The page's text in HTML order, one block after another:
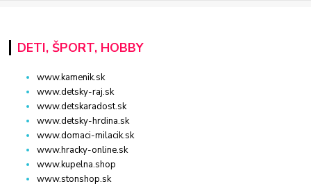
DETI, ŠPORT, HOBBY
www.kamenik.sk
www.detsky-raj.sk
www.detskaradost.sk
www.detsky-hrdina.sk
www.domaci-milacik.sk
www.hracky-online.sk
www.kupelna.shop
www.stonshop.sk